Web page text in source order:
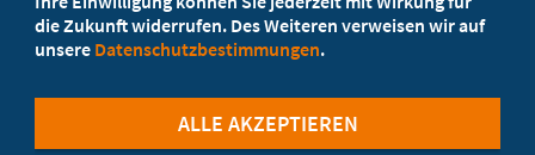
die Zukunft widerrufen. Des Weiteren verweisen wir auf
unsere Datenschutzbestimmungen.
ALLE AKZEPTIEREN